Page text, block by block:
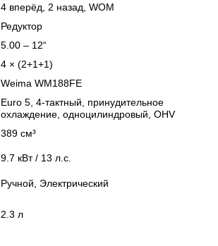
4 вперёд, 2 назад, WOM
Редуктор
5.00 – 12“
4 × (2+1+1)
Weima WM188FE
Euro 5, 4-тактный, принудительное
охлаждение, одноцилиндровый, OHV
389 см³
9.7 кВт / 13 л.с.
Ручной, Электрический
2.3 л